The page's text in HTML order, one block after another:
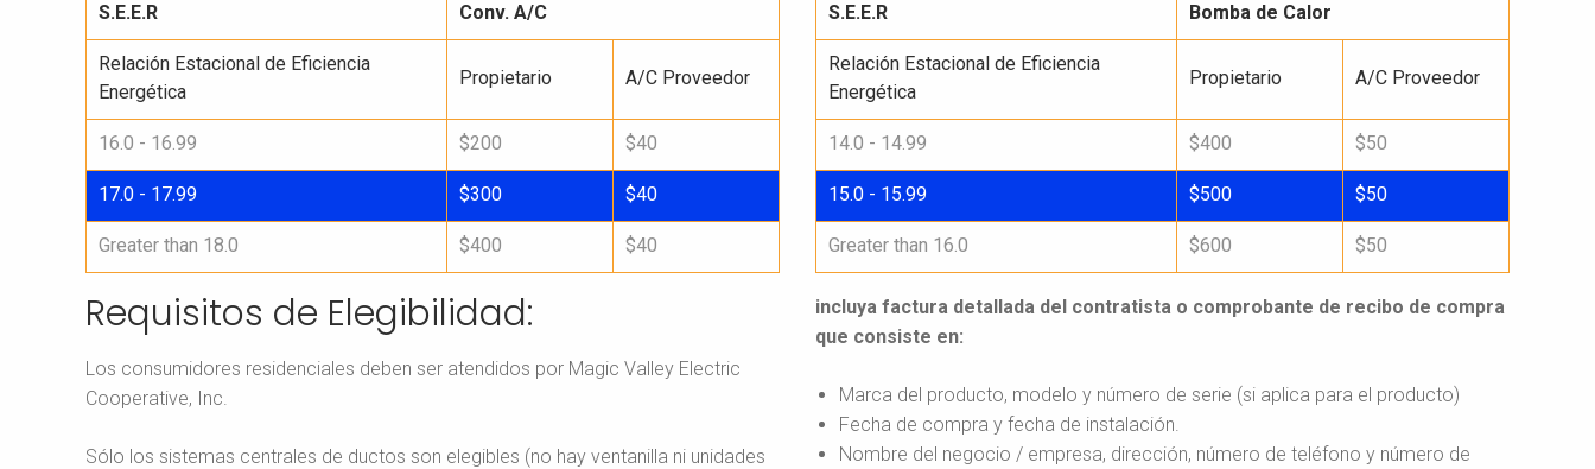
S.E.E.R Conv. A/C
Relación Estacional de Eficiencia
Energética
Propietario A/C Proveedor
16.0 - 16.99 $200 $40
17.0 - 17.99 $300 $40
Greater than 18.0 $400 $40
S.E.E.R Bomba de Calor
Relación Estacional de Eficiencia
Energética
Propietario A/C Proveedor
14.0 - 14.99 $400 $50
15.0 - 15.99 $500 $50
Greater than 16.0 $600 $50
Requisitos de Elegibilidad:
Los consumidores residenciales deben ser atendidos por Magic Valley Electric
Cooperative, Inc.
Sólo los sistemas centrales de ductos son elegibles (no hay ventanilla ni unidades
incluya factura detallada del contratista o comprobante de recibo de compra
que consiste en:
Marca del producto, modelo y número de serie (si aplica para el producto)
Fecha de compra y fecha de instalación.
Nombre del negocio / empresa, dirección, número de teléfono y número de